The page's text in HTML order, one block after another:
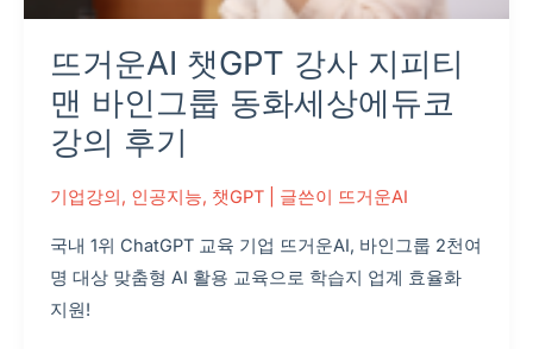
뜨거운AI 챗GPT 강사 지피티
맨 바인그룹 동화세상에듀코
강의 후기
기업강의, 인공지능, 챗GPT| 글쓴이 뜨거운AI
국내 1위 ChatGPT 교육 기업 뜨거운AI, 바인그룹 2천여
명 대상 맞춤형 AI 활용 교육으로 학습지 업계 효율화
지원!
동
화
세
상
에
코
강
의